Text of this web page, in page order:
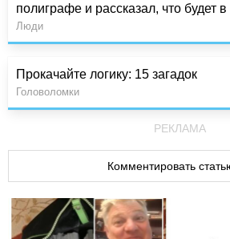
полиграфе и рассказал, что будет
Люди
Прокачайте логику: 15 загадок
Головоломки
РЕКЛАМА
Комментировать